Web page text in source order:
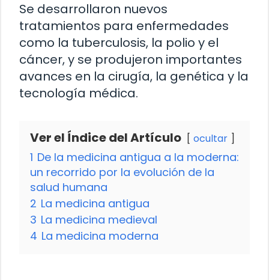
Se desarrollaron nuevos
tratamientos para enfermedades
como la tuberculosis, la polio y el
cáncer, y se produjeron importantes
avances en la cirugía, la genética y la
tecnología médica.
Ver el Índice del Artículo ocultar
1 De la medicina antigua a la moderna:
un recorrido por la evolución de la
salud humana
2 La medicina antigua
3 La medicina medieval
4 La medicina moderna